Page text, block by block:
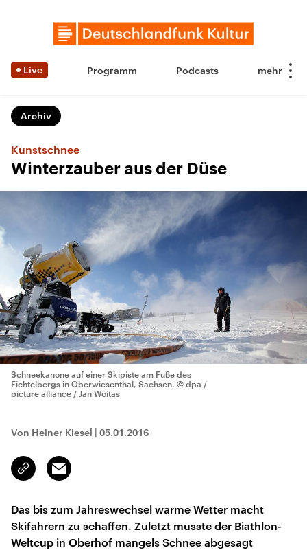
Live Programm Podcasts
Archiv
Kunstschnee
Winterzauber aus der Düse
Schneekanone auf einer Skipiste am Fuße des
Fichtelbergs in Oberwiesenthal, Sachsen. © dpa /
picture alliance / Jan Woitas
Von Heiner Kiesel | 05.01.2016
Link
kopieren/teilen
Email
Das bis zum Jahreswechsel warme Wetter macht
Skifahrern zu schaffen. Zuletzt musste der Biathlon-
Weltcup in Oberhof mangels Schnee abgesagt